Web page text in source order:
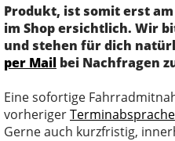
Produkt, ist somit erst
im Shop ersichtlich. Wir
und stehen für dich
per Mail bei Nachfragen
Eine sofortige
vorherigerTerminabsprache
Gerne auch kurzfristig,